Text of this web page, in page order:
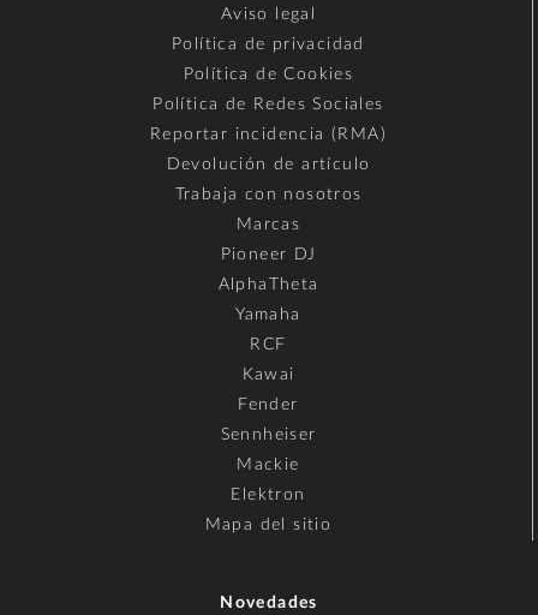
Aviso legal
Política de privacidad
Política de Cookies
Política de Redes Sociales
Reportar incidencia (RMA)
Devolución de artículo
Trabaja con nosotros
Marcas
Pioneer DJ
AlphaTheta
Yamaha
RCF
Kawai
Fender
Sennheiser
Mackie
Elektron
Mapa del sitio
Novedades